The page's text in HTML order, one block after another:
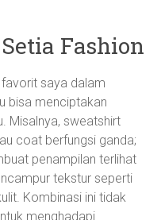
Fashion
saya dalam
bisa menciptakan
Misalnya, sweatshirt
coat berfungsi ganda;
penampilan terlihat
tekstur seperti
Kombinasi ini tidak
menghadapi